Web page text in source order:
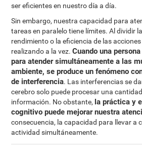
ser eficientes en nuestro día a día.
Sin embargo, nuestra capacidad para
tareas en paralelo tiene límites. Al dividir
rendimiento o la eficiencia de las
realizando a la vez.Cuando una
para atender simultáneamente a las
ambiente, se produce un fenómeno
de interferencia. Las interferencias se
cerebro solo puede procesar una
información. No obstante, la práctica y
cognitivo puede mejorar nuestra
consecuencia, la capacidad para llevar a
actividad simultáneamente.